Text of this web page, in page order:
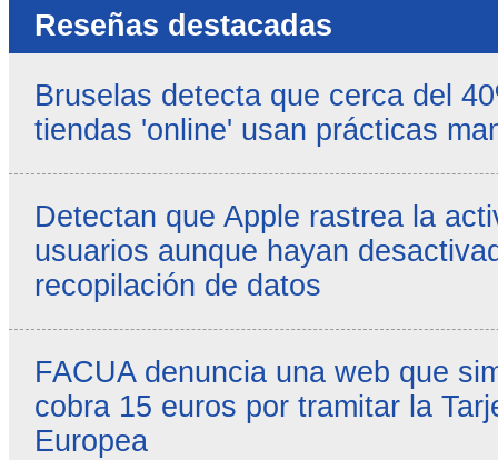
Reseñas destacadas
Bruselas detecta que cerca del
tiendas 'online' usan prácticas
Detectan que Apple rastrea la
usuarios aunque hayan
recopilación de datos
FACUA denuncia una web que
cobra 15 euros por tramitar la
Europea